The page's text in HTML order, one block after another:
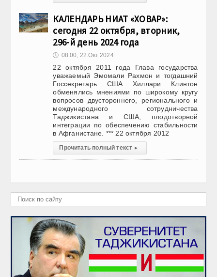
КАЛЕНДАРЬ НИАТ «ХОВАР»:
сегодня 22 октября, вторник,
296-й день 2024 года
🕔 08:00, 22.Окт 2024
22 октября 2011 года Глава государства
уважаемый Эмомали Рахмон и тогдашний
Госсекретарь США Хиллари Клинтон
обменялись мнениями по широкому кругу
вопросов двустороннего, регионального и
международного сотрудничества
Таджикистана и США, плодотворной
интеграции по обеспечению стабильности
в Афганистане. *** 22 октября 2012
Прочитать полный текст ▸